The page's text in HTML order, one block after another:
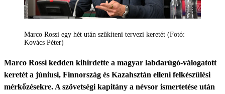
Marco Rossi egy hét után szűkíteni tervezi keretét (Fotó:
Kovács Péter)
Marco Rossi kedden kihirdette a magyar labdarúgó-válogatott
keretét a júniusi, Finnország és Kazahsztán elleni felkészülési
mérkőzésekre. A szövetségi kapitány a névsor ismertetése után